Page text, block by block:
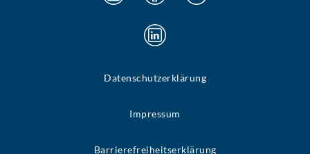
Datenschutzerklärung
Impressum
Barrierefreiheitserklärung